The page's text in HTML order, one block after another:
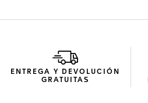
ENTREGA Y DEVOLUCIÓN
GRATUITAS